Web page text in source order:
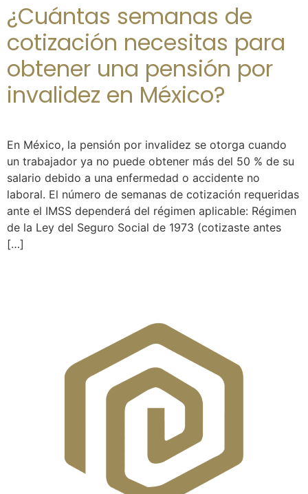
¿Cuántas semanas de
cotización necesitas para
obtener una pensión por
invalidez en México?
En México, la pensión por invalidez se otorga cuando
un trabajador ya no puede obtener más del 50 % de su
salario debido a una enfermedad o accidente no
laboral. El número de semanas de cotización requeridas
ante el IMSS dependerá del régimen aplicable: Régimen
de la Ley del Seguro Social de 1973 (cotizaste antes
[…]